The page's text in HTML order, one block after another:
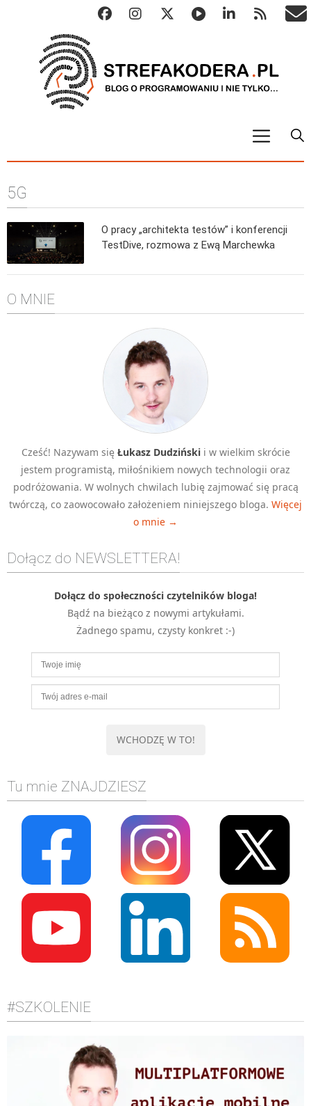
Metody numeryczne
Algorytmy wyszukiwania
Inne
C++
Elementarz Java
Pascal
HTML 5
CSS 3
Django
PHP
WordPress
MOBILE
Android
KONTROLA WERSJI
SQL
TESTOWANIE
SIECI
WYDARZENIA
BIZNES
PO GODZINACH
KONTAKT
5G
O pracy „architekta testów” i konferencji
TestDive, rozmowa z Ewą Marchewka
O MNIE
Cześć! Nazywam się Łukasz Dudzińskii w wielkim skrócie
jestem programistą, miłośnikiem nowych technologii oraz
podróżowania. W wolnych chwilach lubię zajmować się pracą
twórczą, co zaowocowało założeniem niniejszego bloga. Więcej
o mnie →
Dołącz do NEWSLETTERA!
Dołącz do społeczności czytelników bloga!
Bądź na bieżąco z nowymi artykułami.
Żadnego spamu, czysty konkret :-)
Tu mnie ZNAJDZIESZ
#SZKOLENIE